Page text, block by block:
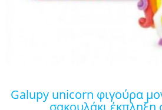
galupy unicorn φιγούρα μονόκερος 9εκ. σε
σακουλάκι έκπληξη